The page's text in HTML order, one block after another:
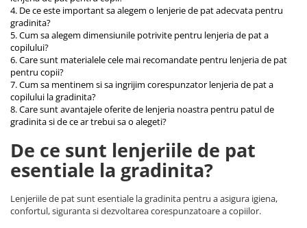
4. De ce este important sa alegem o lenjerie de pat adecvata pentru
gradinita?
5. Cum sa alegem dimensiunile potrivite pentru lenjeria de pat a
copilului?
6. Care sunt materialele cele mai recomandate pentru lenjeria de pat
pentru copii?
7. Cum sa mentinem si sa ingrijim corespunzator lenjeria de pat a
copilului la gradinita?
8. Care sunt avantajele oferite de lenjeria noastra pentru patul de
gradinita si de ce ar trebui sa o alegeti?
De ce sunt lenjeriile de pat
esentiale la gradinita?
Lenjeriile de pat sunt esentiale la gradinita pentru a asigura igiena,
confortul, siguranta si dezvoltarea corespunzatoare a copiilor.